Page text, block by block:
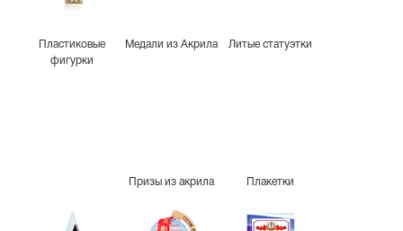
Пластиковые
фигурки
Медали из Акрила Литые статуэтки
Призы из акрила Плакетки